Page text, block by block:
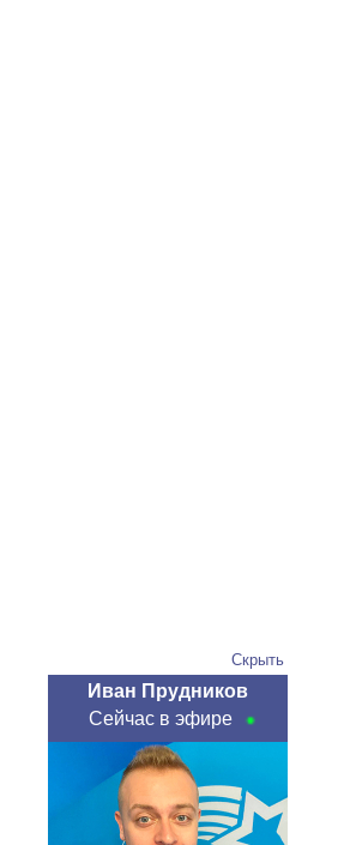
Скрыть
Иван Прудников
Сейчас в эфире